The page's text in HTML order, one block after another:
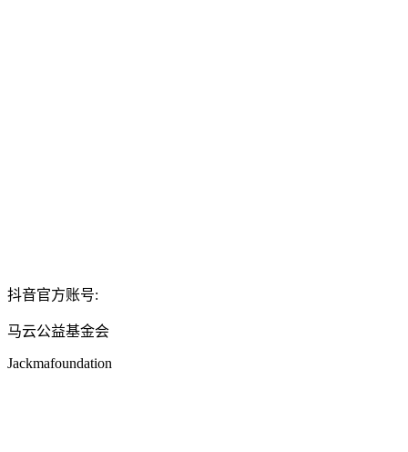
抖音官方账号:
马云公益基金会
Jackmafoundation